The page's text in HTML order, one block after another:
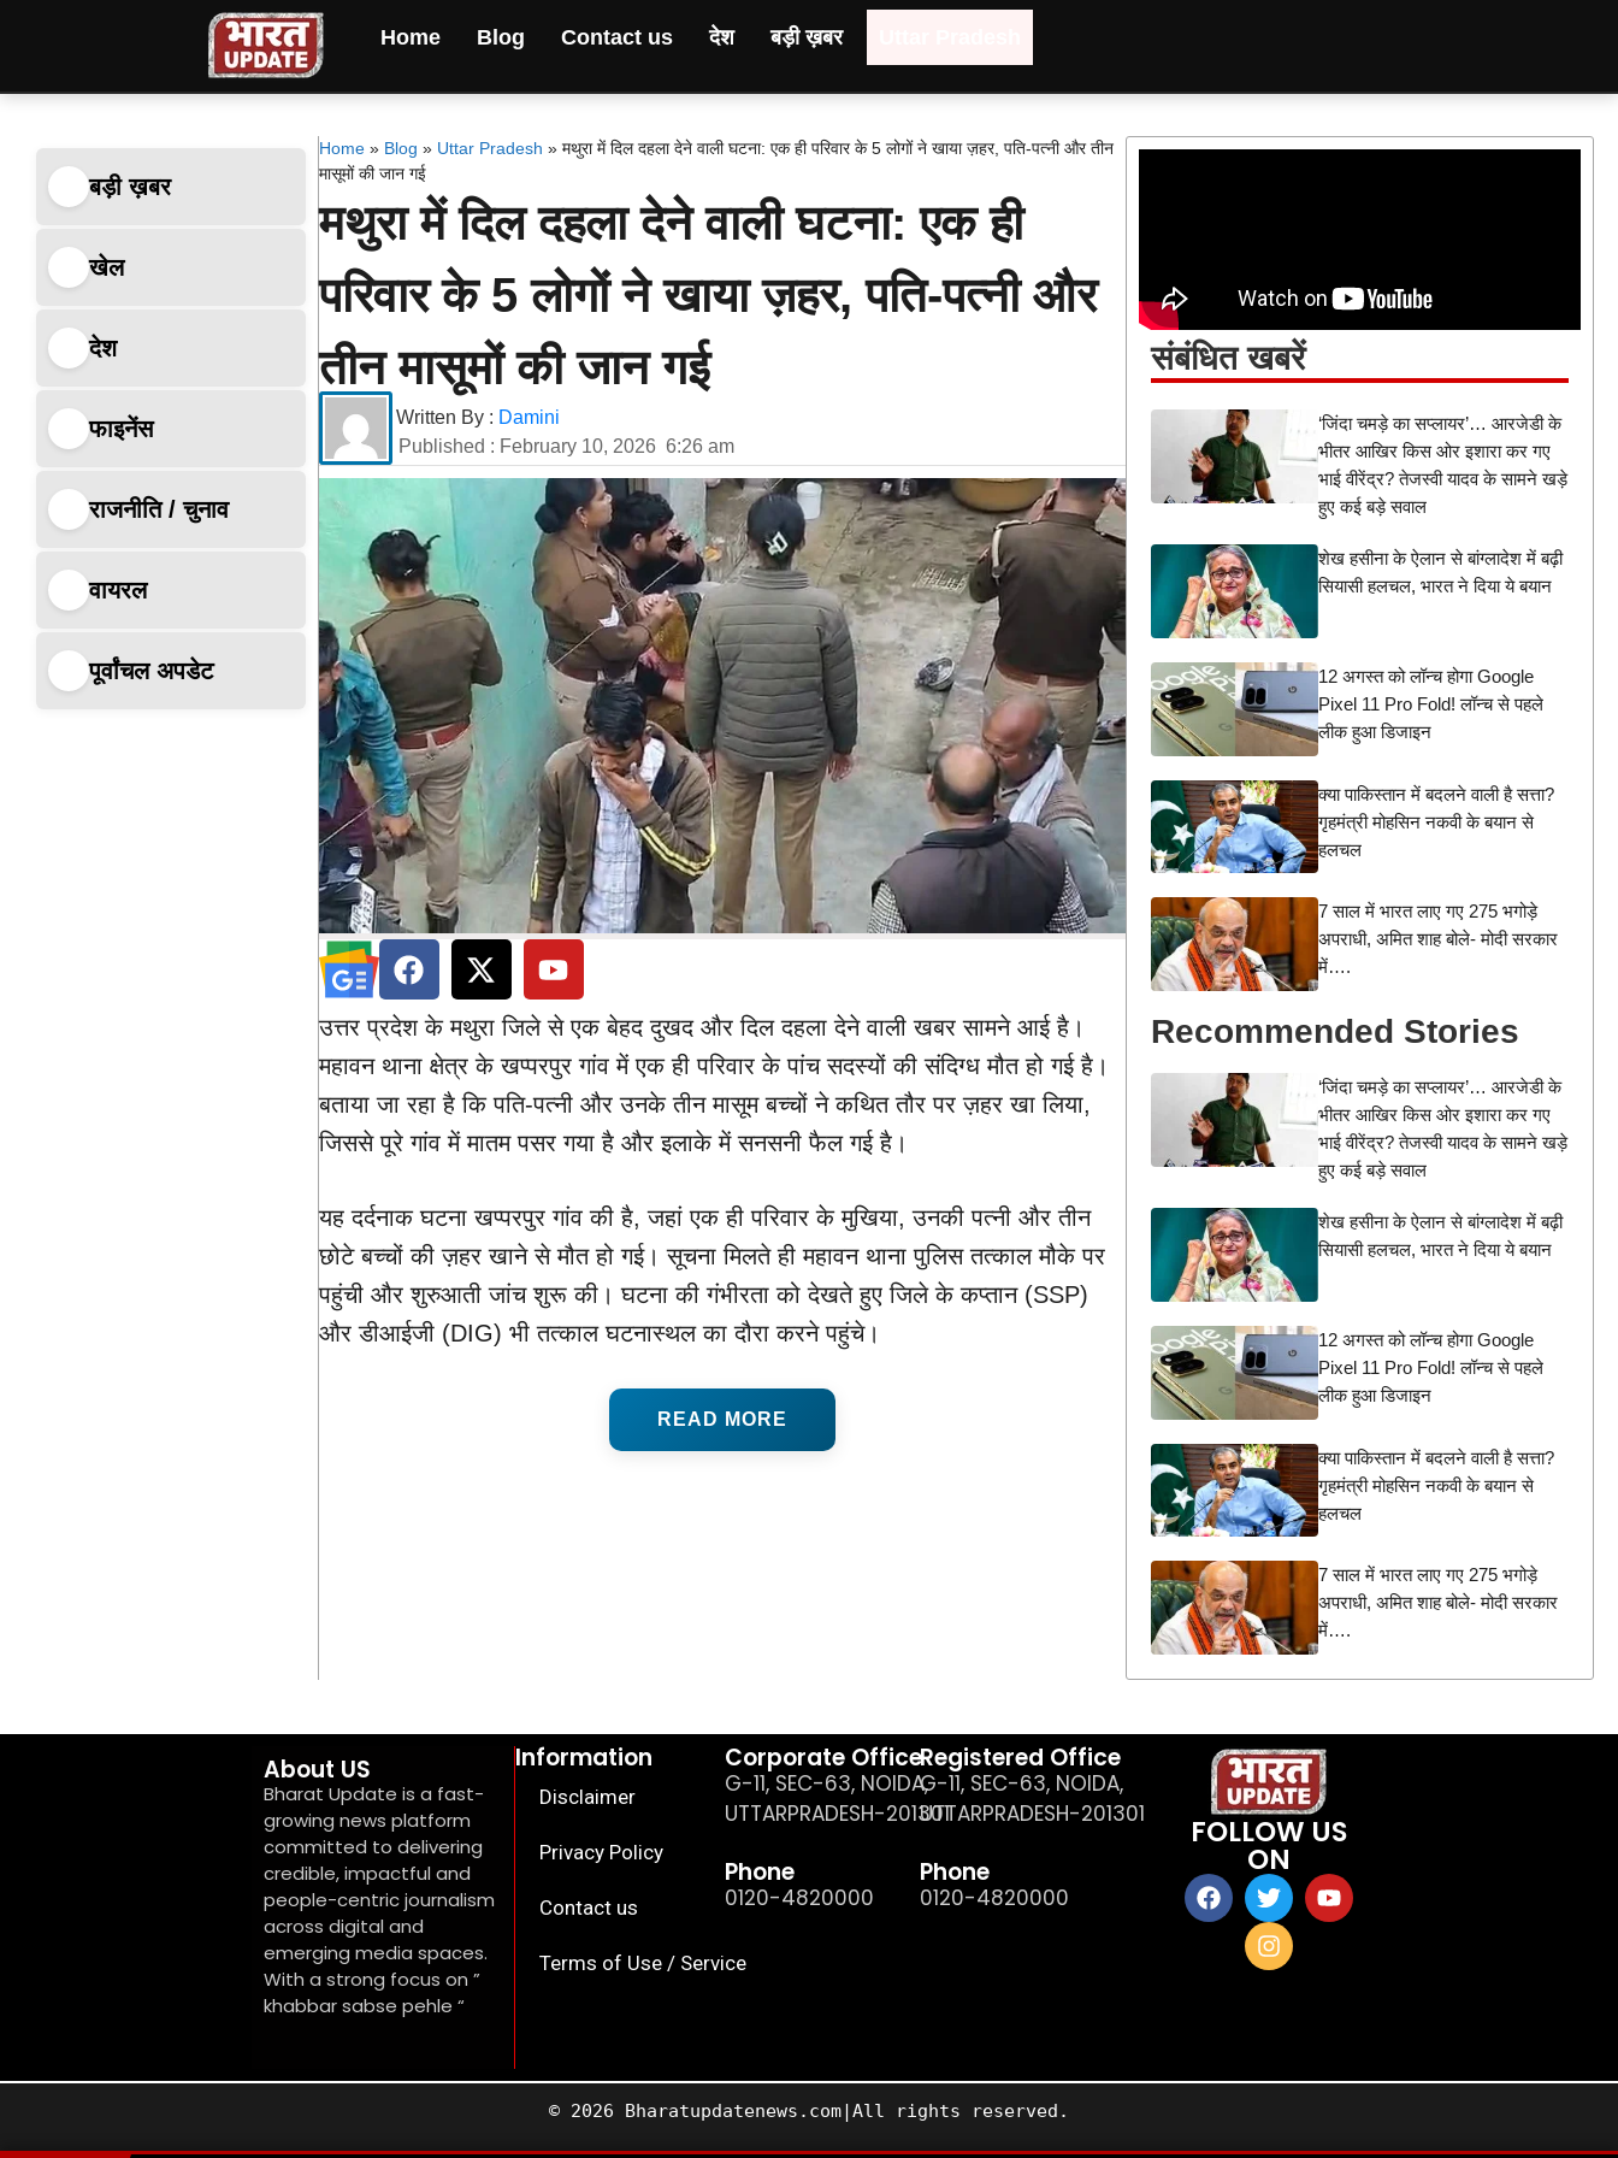
Home Blog Contact us देश बड़ी ख़बर
बड़ी ख़बर
खेल
देश
फाइनेंस
राजनीति / चुनाव
वायरल
पूर्वांचल अपडेट
Home» Blog » Uttar Pradesh » मथुरा में दिल दहला देने वाली घटना: एक ही परिवार के 5 लोगों ने खाया ज़हर, पति-पत्नी और तीन
मासूमों की जान गई
मथुरा में दिल दहला देने वाली घटना: एक ही
परिवार के 5 लोगों ने खाया ज़हर, पति-पत्नी और
तीन मासूमों की जान गई
Written By : Damini
Published : February 10, 2026 6:26 am
उत्तर प्रदेश के मथुरा जिले से एक बेहद दुखद और दिल दहला देने वाली खबर सामने आई है।
महावन थाना क्षेत्र के खप्परपुर गांव में एक ही परिवार के पांच सदस्यों की संदिग्ध मौत हो गई है।
बताया जा रहा है कि पति-पत्नी और उनके तीन मासूम बच्चों ने कथित तौर पर ज़हर खा लिया,
जिससे पूरे गांव में मातम पसर गया है और इलाके में सनसनी फैल गई है।
यह दर्दनाक घटना खप्परपुर गांव की है, जहां एक ही परिवार के मुखिया, उनकी पत्नी और तीन
छोटे बच्चों की ज़हर खाने से मौत हो गई। सूचना मिलते ही महावन थाना पुलिस तत्काल मौके पर
पहुंची और शुरुआती जांच शुरू की। घटना की गंभीरता को देखते हुए जिले के कप्तान (SSP)
और डीआईजी (DIG) भी तत्काल घटनास्थल का दौरा करने पहुंचे।
READ MORE
संबंधित खबरें
‘जिंदा चमड़े का सप्लायर’… आरजेडी के
भीतर आखिर किस ओर इशारा कर गए
भाई वीरेंद्र? तेजस्वी यादव के सामने खड़े
हुए कई बड़े सवाल
शेख हसीना के ऐलान से बांग्लादेश में बढ़ी
सियासी हलचल, भारत ने दिया ये बयान
12 अगस्त को लॉन्च होगा Google
Pixel 11 Pro Fold! लॉन्च से पहले
लीक हुआ डिजाइन
क्या पाकिस्तान में बदलने वाली है सत्ता?
गृहमंत्री मोहसिन नकवी के बयान से
हलचल
7 साल में भारत लाए गए 275 भगोड़े
अपराधी, अमित शाह बोले- मोदी सरकार
में….
Recommended Stories
‘जिंदा चमड़े का सप्लायर’… आरजेडी के
भीतर आखिर किस ओर इशारा कर गए
भाई वीरेंद्र? तेजस्वी यादव के सामने खड़े
हुए कई बड़े सवाल
शेख हसीना के ऐलान से बांग्लादेश में बढ़ी
सियासी हलचल, भारत ने दिया ये बयान
12 अगस्त को लॉन्च होगा Google
Pixel 11 Pro Fold! लॉन्च से पहले
लीक हुआ डिजाइन
क्या पाकिस्तान में बदलने वाली है सत्ता?
गृहमंत्री मोहसिन नकवी के बयान से
हलचल
7 साल में भारत लाए गए 275 भगोड़े
अपराधी, अमित शाह बोले- मोदी सरकार
में….
About US
Bharat Update is a fast-
growing news platform
committed to delivering
credible, impactful and
people-centric journalism
across digital and
emerging media spaces.
With a strong focus on ”
khabbar sabse pehle “
Information
Disclaimer
Privacy Policy
Contact us
Terms of Use / Service
Corporate Office
G-11, SEC-63, NOIDA,
UTTARPRADESH-201301
Phone
0120-4820000
Registered Office
G-11, SEC-63, NOIDA,
UTTARPRADESH-201301
Phone
0120-4820000
FOLLOW US
ON
© 2026 Bharatupdatenews.com|All rights reserved.